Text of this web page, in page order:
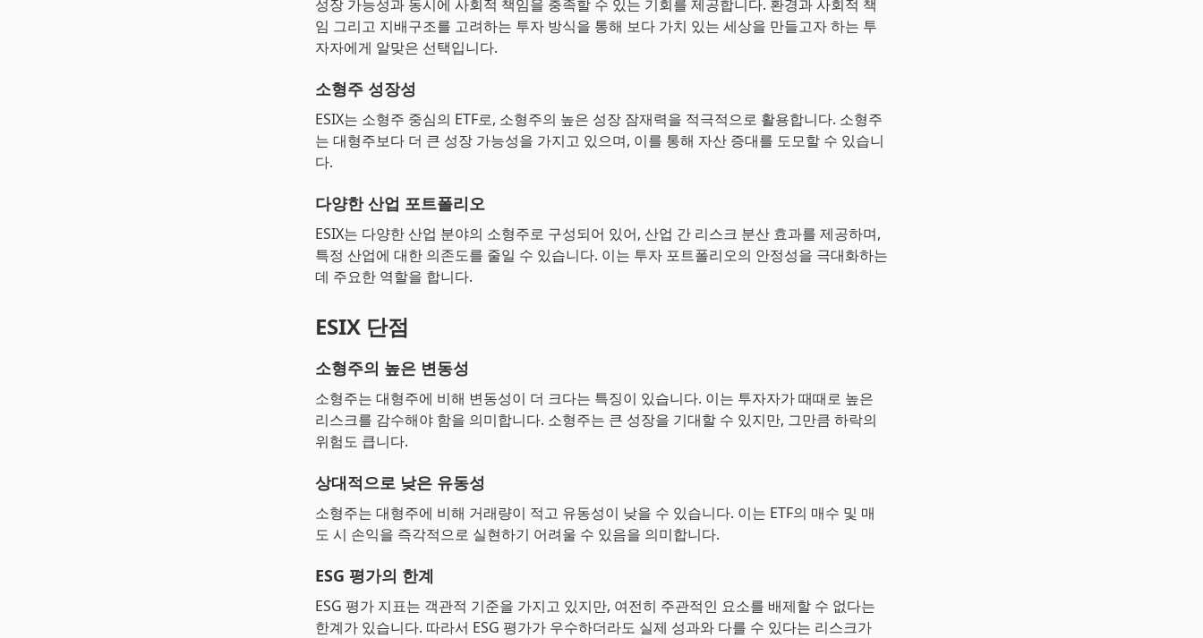
성장 가능성과 동시에 사회적 책임을 충족할 수 있는 기회를 제공합니다. 환경과 사회적 책
임 그리고 지배구조를 고려하는 투자 방식을 통해 보다 가치 있는 세상을 만들고자 하는 투
자자에게 알맞은 선택입니다.
소형주 성장성
ESIX는 소형주 중심의 ETF로, 소형주의 높은 성장 잠재력을 적극적으로 활용합니다. 소형주
는 대형주보다 더 큰 성장 가능성을 가지고 있으며, 이를 통해 자산 증대를 도모할 수 있습니
다.
다양한 산업 포트폴리오
ESIX는 다양한 산업 분야의 소형주로 구성되어 있어, 산업 간 리스크 분산 효과를 제공하며,
특정 산업에 대한 의존도를 줄일 수 있습니다. 이는 투자 포트폴리오의 안정성을 극대화하는
데 주요한 역할을 합니다.
ESIX 단점
소형주의 높은 변동성
소형주는 대형주에 비해 변동성이 더 크다는 특징이 있습니다. 이는 투자자가 때때로 높은
리스크를 감수해야 함을 의미합니다. 소형주는 큰 성장을 기대할 수 있지만, 그만큼 하락의
위험도 큽니다.
상대적으로 낮은 유동성
소형주는 대형주에 비해 거래량이 적고 유동성이 낮을 수 있습니다. 이는 ETF의 매수 및 매
도 시 손익을 즉각적으로 실현하기 어려울 수 있음을 의미합니다.
ESG 평가의 한계
ESG 평가 지표는 객관적 기준을 가지고 있지만, 여전히 주관적인 요소를 배제할 수 없다는
한계가 있습니다. 따라서 ESG 평가가 우수하더라도 실제 성과와 다를 수 있다는 리스크가